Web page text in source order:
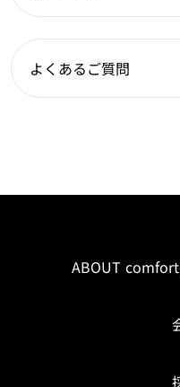
よくあるご質問
ABOUT